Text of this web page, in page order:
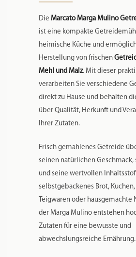
Die Marcato Marga Mulino
ist eine kompakte
heimische Küche und
Herstellung von frischen
Mehl und Malz. Mit dieser
verarbeiten Sie verschiedene
direkt zu Hause und behalten
über Qualität, Herkunft und
Ihrer Zutaten.
Frisch gemahlenes Getreide
seinen natürlichen Geschmack,
und seine wertvollen
selbstgebackenes Brot, Kuchen,
Teigwaren oder hausgemachte
der Marga Mulino entstehen
Zutaten für eine bewusste und
abwechslungsreiche Ernährung.